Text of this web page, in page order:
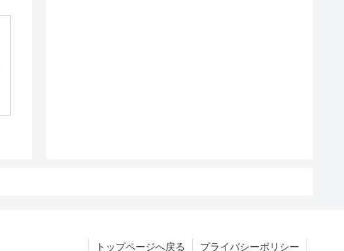
トップページへ戻る プライバシーポリシー